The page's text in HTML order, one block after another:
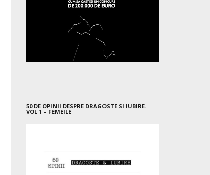
50 DE OPINII DESPRE DRAGOSTE SI IUBIRE.
VOL 1 – FEMEILE